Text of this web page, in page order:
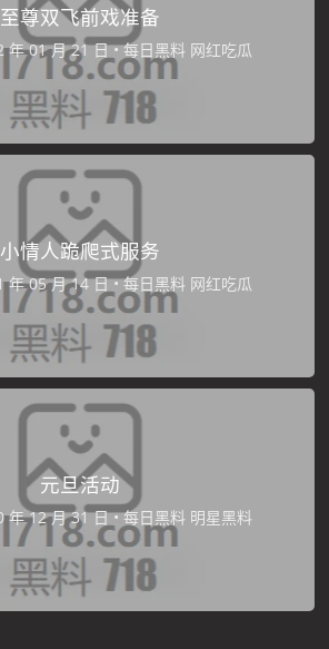
至尊双飞前戏准备
•每日黑料 网红吃瓜
小情人跪爬式服务
•每日黑料 网红吃瓜
元旦活动
•每日黑料 明星黑料